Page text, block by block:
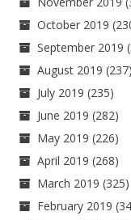
October 2019
September 2019
August 2019 (237)
July 2019 (235)
June 2019 (282)
May 2019 (226)
April 2019 (268)
March 2019 (325)
February 2019